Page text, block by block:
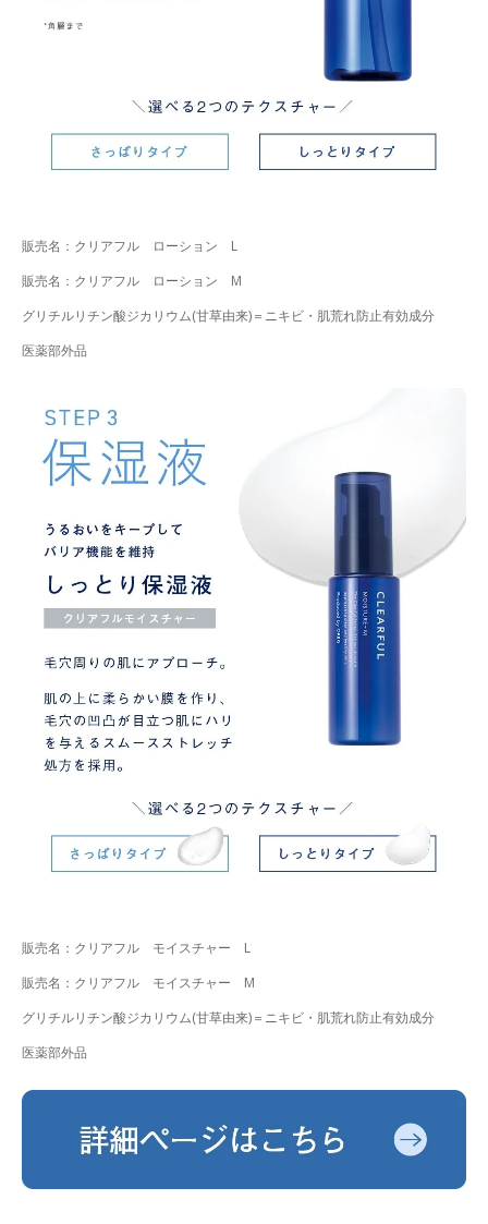
販売名：クリアフル ローション L
販売名：クリアフル ローション M
グリチルリチン酸ジカリウム(甘草由来)＝ニキビ・肌荒れ防止有効成分
医薬部外品
販売名：クリアフル モイスチャー L
販売名：クリアフル モイスチャー M
グリチルリチン酸ジカリウム(甘草由来)＝ニキビ・肌荒れ防止有効成分
医薬部外品